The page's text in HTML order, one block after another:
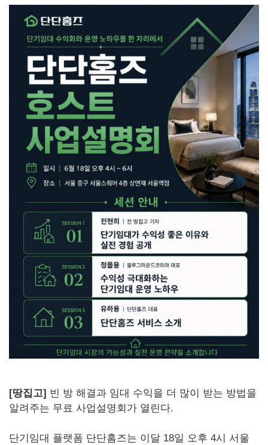
[땅집고] 빈 방 해결과 임대 수익을 더 많이 받는 방법을
알려주는 무료 사업설명회가 열린다.
단기임대 플랫폼 단단홈즈는 이달 18일 오후 4시 서울